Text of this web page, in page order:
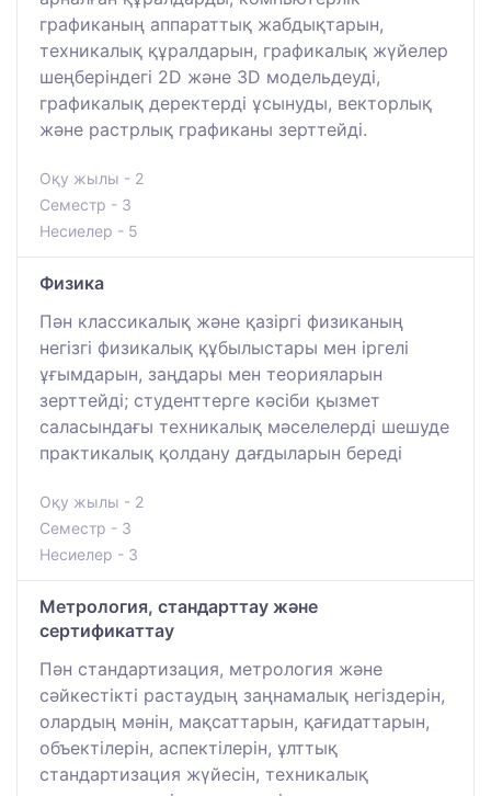
графиканың аппараттық жабдықтарын,
техникалық құралдарын, графикалық жүйелер
шеңберіндегі 2D және 3D модельдеуді,
графикалық деректерді ұсынуды, векторлық
және растрлық графиканы зерттейді.
Оқу жылы - 2
Семестр - 3
Несиелер - 5
Физика
Пән классикалық және қазіргі физиканың
негізгі физикалық құбылыстары мен іргелі
ұғымдарын, заңдары мен теорияларын
зерттейді; студенттерге кәсіби қызмет
саласындағы техникалық мәселелерді шешуде
практикалық қолдану дағдыларын береді
Оқу жылы - 2
Семестр - 3
Несиелер - 3
Метрология, стандарттау және
сертификаттау
Пән стандартизация, метрология және
сәйкестікті растаудың заңнамалық негіздерін,
олардың мәнін, мақсаттарын, қағидаттарын,
объектілерін, аспектілерін, ұлттық
стандартизация жүйесін, техникалық